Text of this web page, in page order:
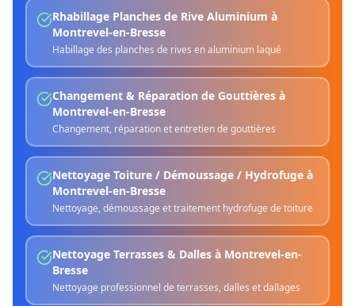
Rhabillage Planches de Rive Aluminium à
Montrevel-en-Bresse
Habillage des planches de rives en aluminium laqué
Changement & Réparation de Gouttières à
Montrevel-en-Bresse
Changement, réparation et entretien de gouttières
Nettoyage Toiture / Démoussage / Hydrofuge à
Montrevel-en-Bresse
Nettoyage, démoussage et traitement hydrofuge de toiture
Nettoyage Terrasses & Dalles à Montrevel-en-
Bresse
Nettoyage professionnel de terrasses, dalles et dallages